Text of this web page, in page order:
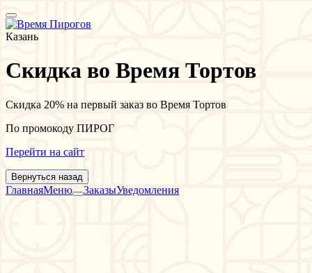
Казань
Скидка во Время Тортов
Скидка 20% на первый заказ во Время Тортов
По промокоду ПИРОГ
Перейти на сайт
Вернуться назад
ГлавнаяМеню ЗаказыУведомления